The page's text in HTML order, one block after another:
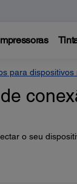
para dispositivos
o seu